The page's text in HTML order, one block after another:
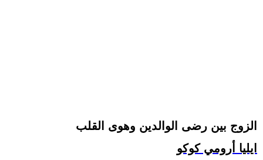
الزوج بين رضى الوالدين وهوى القلب
ايليا أرومي كوكو